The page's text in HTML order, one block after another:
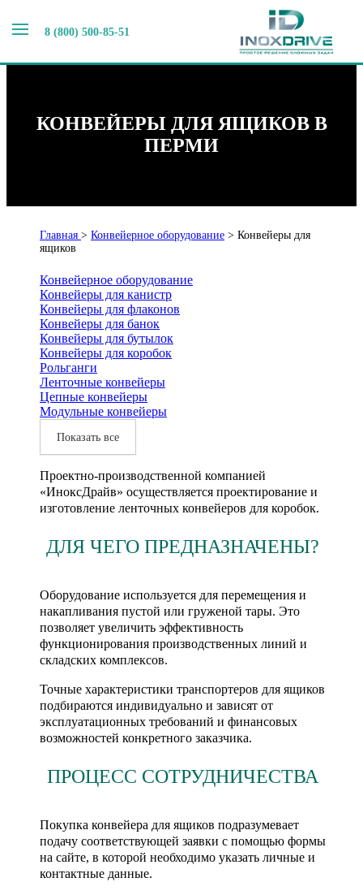
8 (800) 500-85-51
КОНВЕЙЕРЫ ДЛЯ ЯЩИКОВ В
ПЕРМИ
Главная > Конвейерное оборудование > Конвейеры для
ящиков
Конвейерное оборудование
Конвейеры для канистр
Конвейеры для флаконов
Конвейеры для банок
Конвейеры для бутылок
Конвейеры для коробок
Рольганги
Ленточные конвейеры
Цепные конвейеры
Модульные конвейеры
Показать все
Проектно-производственной компанией
«ИноксДрайв» осуществляется проектирование и
изготовление ленточных конвейеров для коробок.
ДЛЯ ЧЕГО ПРЕДНАЗНАЧЕНЫ?
Оборудование используется для перемещения и
накапливания пустой или груженой тары. Это
позволяет увеличить эффективность
функционирования производственных линий и
складских комплексов.
Точные характеристики транспортеров для ящиков
подбираются индивидуально и зависят от
эксплуатационных требований и финансовых
возможностей конкретного заказчика.
ПРОЦЕСС СОТРУДНИЧЕСТВА
Покупка конвейера для ящиков подразумевает
подачу соответствующей заявки с помощью формы
на сайте, в которой необходимо указать личные и
контактные данные.